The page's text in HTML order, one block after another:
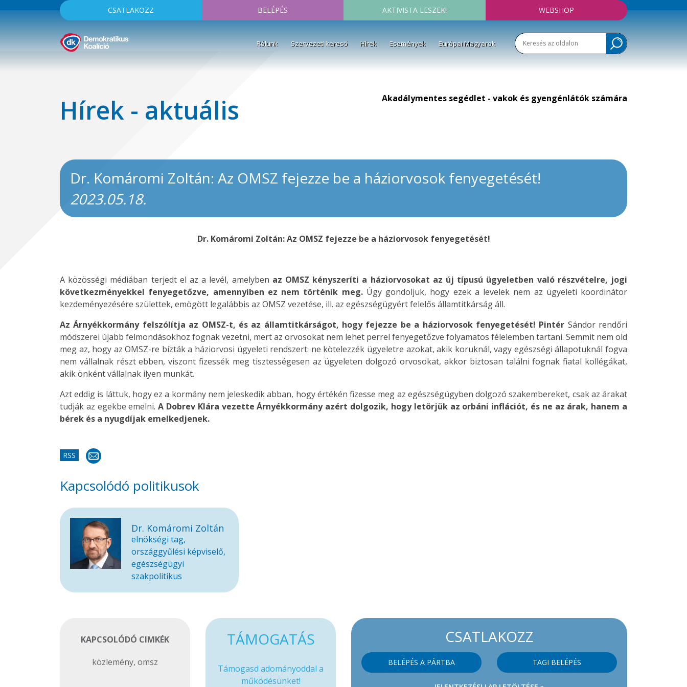
CSATLAKOZZ BELÉPÉS AKTIVISTA LESZEK! WEBSHOP
Rólunk Szervezeti kereső Hírek Események Európai Magyarok
Hírek - aktuális Akadálymentes segédlet - vakok és gyengénlátók számára
Dr. Komáromi Zoltán: Az OMSZ fejezze be a háziorvosok fenyegetését!
2023.05.18.
Dr. Komáromi Zoltán: Az OMSZ fejezze be a háziorvosok fenyegetését!
A közösségi médiában terjedt el az a levél, amelyben az OMSZ kényszeríti a háziorvosokat az új típusú ügyeletben való részvételre, jogi
következményekkel fenyegetőzve, amennyiben ez nem történik meg.Úgy gondoljuk, hogy ezek a levelek nem az ügyeleti koordinátor
kezdeményezésére születtek, emögött legalábbis az OMSZ vezetése, ill. az egészségügyért felelős államtitkárság áll.
Az Árnyékkormány felszólítja az OMSZ-t, és az államtitkárságot, hogy fejezze be a háziorvosok fenyegetését! Pintér Sándor rendőri
módszerei újabb felmondásokhoz fognak vezetni, mert az orvosokat nem lehet perrel fenyegetőzve folyamatos félelemben tartani. Semmit nem old
meg az, hogy az OMSZ-re bízták a háziorvosi ügyeleti rendszert: ne kötelezzék ügyeletre azokat, akik koruknál, vagy egészségi állapotuknál fogva
nem vállalnak részt ebben, viszont fizessék meg tisztességesen az ügyeleten dolgozó orvosokat, akkor biztosan találni fognak fiatal kollégákat,
akik önként vállalnak ilyen munkát.
Azt eddig is láttuk, hogy ez a kormány nem jeleskedik abban, hogy értékén fizesse meg az egészségügyben dolgozó szakembereket, csak az árakat
tudják az egekbe emelni.A Dobrev Klára vezette Árnyékkormány azért dolgozik, hogy letörjük az orbáni inflációt, és ne az árak, hanem a
bérek és a nyugdíjak emelkedjenek.
RSS
Kapcsolódó politikusok
Dr. Komáromi Zoltán
elnökségi tag,
országgyűlési képviselő,
egészségügyi
szakpolitikus
KAPCSOLÓDÓ CIMKÉK
közlemény, omsz
CSATLAKOZZ
BELÉPÉS A PÁRTBA TAGI BELÉPÉS
TÁMOGATÁS
Támogasd adományoddal a
működésünket!